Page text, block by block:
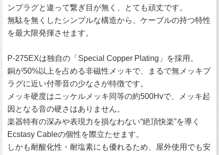
ンプラグと違って繋ぎ目が無く、とても頑丈です。
無駄を無くしたシンプルな構造から、ケーブルの持つ特性
を最大限発揮させます。
P-275EXは独自の「Special Copper Plating」を採用。
銅が50%以上を占める非磁性メッキで、まるで無メッキプ
ラグに近い付帯音の少なさが特徴です。
メッキ硬度はニッケルメッキ同等の約500Hvで、メッキ起
因となる音の硬さはありません。
楽器特有の深みや表現力を損なわない“絶頂快楽”を導く
Ecstasy Cableの個性を際立たせます。
しかも耐酸化性・耐塩素にも優れるため、屋外使用でも安